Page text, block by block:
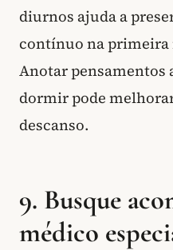
diurnos ajuda a
contínuo na primeira
Anotar pensamentos
dormir pode
descanso.
9. Busque
médico